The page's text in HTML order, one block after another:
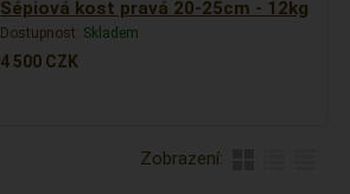
Sépiová kost pravá 20-25cm - 12kg
Dostupnost: Skladem
4 500 CZK
Zobrazení: